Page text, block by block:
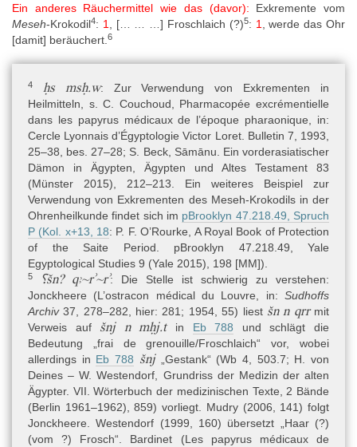
Ein anderes Räuchermittel wie das (davor): Exkremente vom
Meseh-Krokodil4: 1 , [… … …] Froschlaich (?)5: 1
, werde das Ohr
[damit] beräuchert. 6
4 ḥs msḥ.w: Zur Verwendung von Exkrementen in
Heilmitteln, s.C. Couchoud, Pharmacopée excrémentielle
dans les papyrus médicaux de l’époque pharaonique, in:
Cercle Lyonnais d’Égyptologie Victor Loret. Bulletin 7, 1993,
25–38 , bes. 27–28; S. Beck, Sāmānu. Ein vorderasiatischer
Dämon in Ägypten, Ägypten und Altes Testament 83
(Münster 2015) , 212–213. Ein weiteres Beispiel zur
Verwendung von Exkrementen des Meseh-Krokodils in der
Ohrenheilkunde findet sich im pBrooklyn 47.218.49, Spruch
P (Kol. x+13, 18: P. F. O’Rourke, A Royal Book of Protection
of the Saite Period. pBrooklyn 47.218.49, Yale
Egyptological Studies 9 (Yale 2015), 198 [MM]).
5 ⸮šn? qꜣ~rʾ~rʾ: Die Stelle ist schwierig zu verstehen:
Jonckheere (L’ostracon médical du Louvre, in: Sudhoffs
Archiv37, 278–282, hier: 281; 1954, 55) liest šn n qrrmit
Verweis auf šnj n mḥj.tin Eb 788 und schlägt die
Bedeutung „frai de grenouille/Froschlaich“ vor, wobei
allerdings in Eb 788 šnj„Gestank“ (Wb 4, 503.7; H. von
Deines – W. Westendorf, Grundriss der Medizin der alten
Ägypter. VII. Wörterbuch der medizinischen Texte, 2 Bände
(Berlin 1961–1962), 859) vorliegt. Mudry (2006, 141) folgt
Jonckheere. Westendorf (1999, 160) übersetzt „Haar (?)
(vom ?) Frosch“. Bardinet (Les papyrus médicaux de